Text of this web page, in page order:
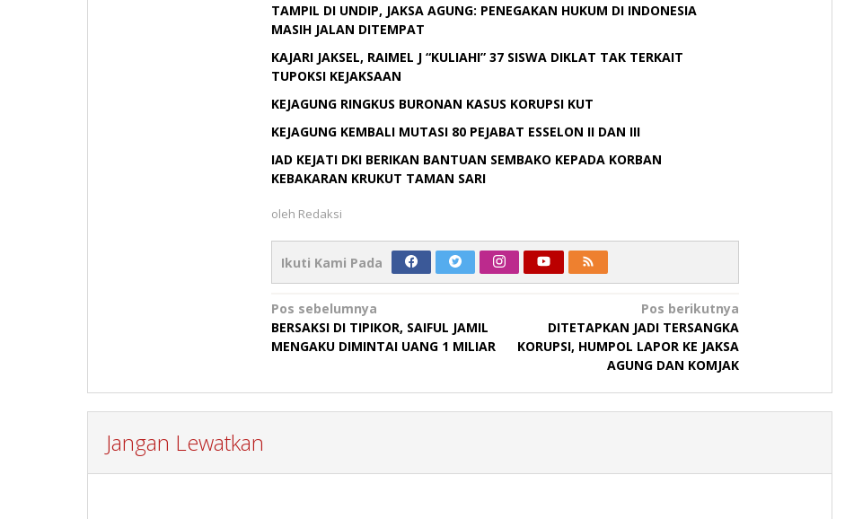
TAMPIL DI UNDIP, JAKSA AGUNG: PENEGAKAN HUKUM DI INDONESIA
MASIH JALAN DITEMPAT
KAJARI JAKSEL, RAIMEL J “KULIAHI” 37 SISWA DIKLAT TAK TERKAIT
TUPOKSI KEJAKSAAN
KEJAGUNG RINGKUS BURONAN KASUS KORUPSI KUT
KEJAGUNG KEMBALI MUTASI 80 PEJABAT ESSELON II DAN III
IAD KEJATI DKI BERIKAN BANTUAN SEMBAKO KEPADA KORBAN
KEBAKARAN KRUKUT TAMAN SARI
oleh Redaksi
Ikuti Kami Pada
Navigasi
pos
Pos sebelumnya
BERSAKSI DI TIPIKOR, SAIFUL JAMIL
MENGAKU DIMINTAI UANG 1 MILIAR
Pos berikutnya
DITETAPKAN JADI TERSANGKA
KORUPSI, HUMPOL LAPOR KE JAKSA
AGUNG DAN KOMJAK
Jangan Lewatkan